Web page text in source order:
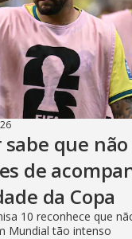
sabe que
de
da Copa
10 reconhece que
Mundial tão intenso